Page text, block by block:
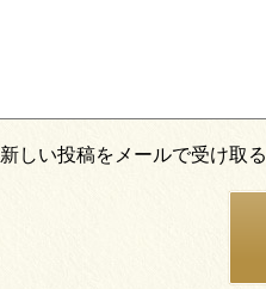
新しい投稿をメールで受け取る